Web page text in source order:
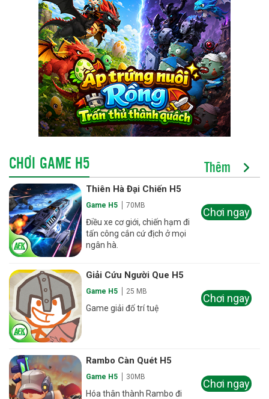
CHƠI GAME H5 Thêm
Thiên Hà Đại Chiến H5
Game H5 70MB
Điều xe cơ giới, chiến hạm đi
tấn công cắn cứ địch ở mọi
ngân hà.
Chơi ngay
Giải Cứu Người Que H5
Game H5 25 MB
Game giải đố trí tuệ
Chơi ngay
Rambo Càn Quét H5
Game H5 30MB
Hóa thân thành Rambo đi
Chơi ngay